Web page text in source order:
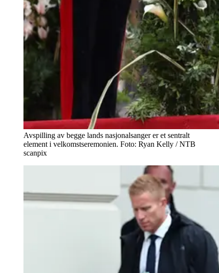
Avspilling av begge lands nasjonalsanger er et sentralt
element i velkomstseremonien. Foto: Ryan Kelly / NTB
scanpix